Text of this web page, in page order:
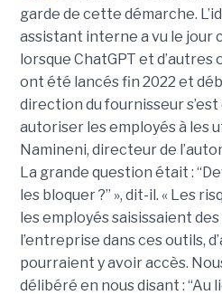
garde de cette démarche.
assistant interne a vu le jour
lorsque ChatGPT et d’autres
ont été lancés fin 2022 et
direction du fournisseur s’est
autoriser les employés à les
Namineni, directeur de
La grande question était :
les bloquer ?” », dit-il. « Les
les employés saisissaient
l’entreprise dans ces outils,
pourraient y avoir accès.
délibéré en nous disant : “Au